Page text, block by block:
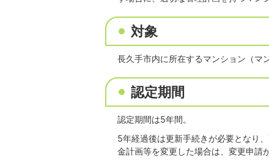
対象
長久手市内に所在するマンション（マ
認定期間
認定期間は5年間。
5年経過後は更新手続きが必要となり
金計画等を変更した場合は、変更申請